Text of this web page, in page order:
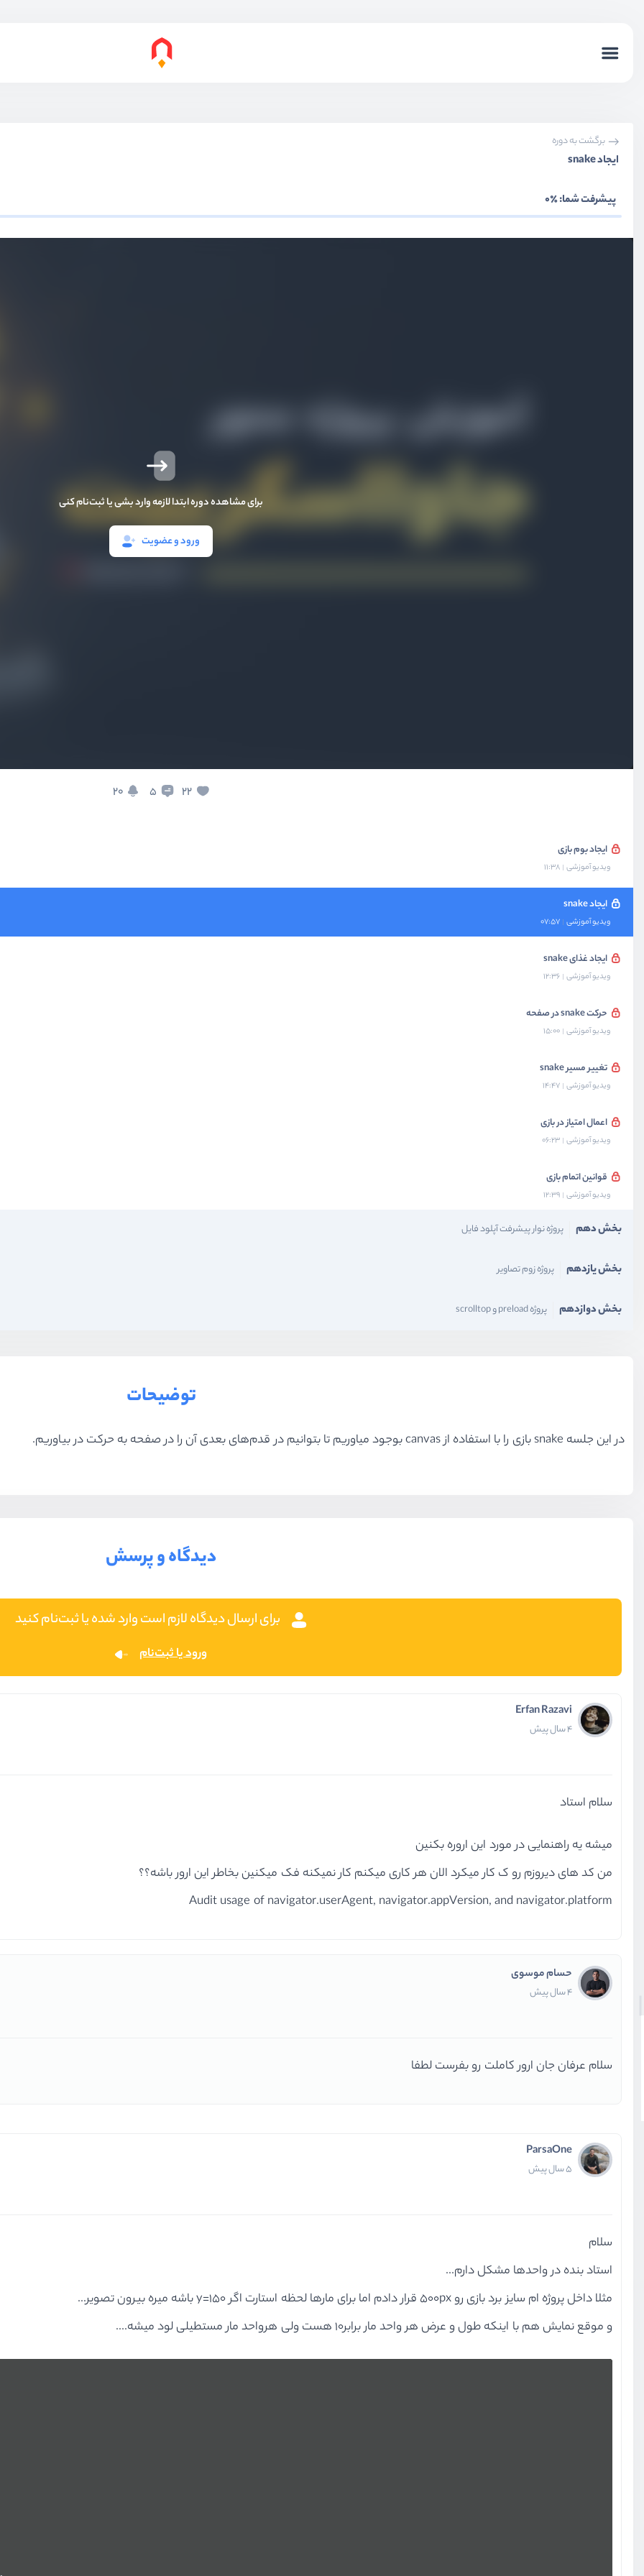
برگشت به دوره
ایجاد snake
پیشرفت شما:٪0
برای مشاهده دوره ابتدا لازمه وارد بشی یا ثبت‌نام کنی
ورود و عضویت
22
5
20
ایجاد بوم بازی
ویدیو آموزشی 11:38
ایجاد snake
ویدیو آموزشی 07:57
ایجاد غذای snake
ویدیو آموزشی 12:36
حرکت snake در صفحه
ویدیو آموزشی 15:00
تغییر مسیر snake
ویدیو آموزشی 14:47
اعمال امتیاز در بازی
ویدیو آموزشی 06:23
قوانین اتمام بازی
ویدیو آموزشی 12:39
بخش دهم پروژه نوار پیشرفت آپلود فایل
بخش یازدهم پروژه زوم تصاویر
بخش دوازدهم پروژه preload و scrolltop
توضیحات
در این جلسه snake بازی را با استفاده از canvas بوجود میاوریم تا بتوانیم در قدم‌های بعدی آن را در صفحه به حرکت در بیاوریم.
دیدگاه و پرسش
برای ارسال دیدگاه لازم است وارد شده یا ثبت‌نام کنید
ورود یا ثبت‌نام
Erfan Razavi
4 سال پیش
سلام استاد
میشه یه راهنمایی در مورد این اروره بکنین
من کد های دیروزم رو ک کار میکرد الان هر کاری میکنم کار نمیکنه فک میکنین بخاطر این ارور باشه؟؟
Audit usage of navigator.userAgent, navigator.appVersion, and navigator.platform
حسام موسوی
4 سال پیش
سلام عرفان جان ارور کاملت رو بفرست لطفا
ParsaOne
5 سال پیش
سلام
استاد بنده در واحدها مشکل دارم...
مثلا داخل پروژه ام سایز برد بازی رو 500px قرار دادم اما برای مارها لحظه استارت اگر y=150 باشه میره بیرون تصویر...
و موقع نمایش هم با اینکه طول و عرض هر واحد مار برابر10 هست ولی هرواحد مار مستطیلی لود میشه....